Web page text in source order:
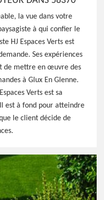
la vue dans votre
à qui confier le
HJ Espaces Verts est
Ses expériences
de mettre en œuvre des
à Glux En Glenne.
Verts est sa
est à fond pour atteindre
le client décide de